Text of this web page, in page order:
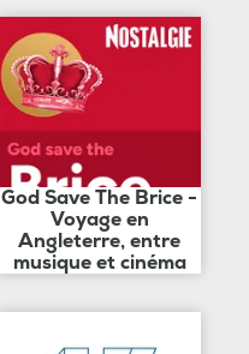
God Save The Brice -
Voyage en
Angleterre, entre
musique et cinéma